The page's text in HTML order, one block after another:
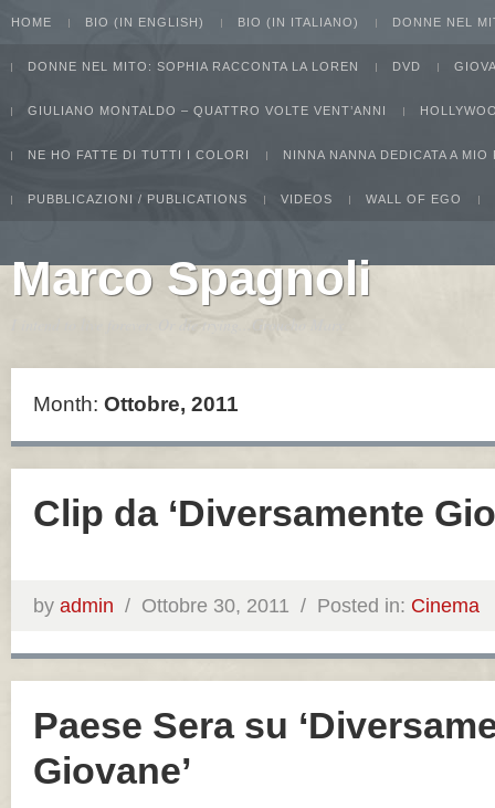
HOME BIO (IN ENGLISH) BIO (IN ITALIANO) DONNE NEL
DONNE NEL MITO: SOPHIA RACCONTA LA LOREN DVD
GIULIANO MONTALDO – QUATTRO VOLTE VENT’ANNI
NE HO FATTE DI TUTTI I COLORI NINNA NANNA DEDICATA A MIO
PUBBLICAZIONI / PUBLICATIONS VIDEOS WALL OF EGO
Marco Spagnoli
Month: Ottobre, 2011
Clip da ‘Diversamente
by admin / Ottobre 30, 2011 / Posted in: Cinema
Paese Sera su
Giovane’